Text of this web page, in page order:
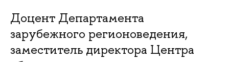
Доцент Департамента
зарубежного регионоведения,
заместитель директора Центра